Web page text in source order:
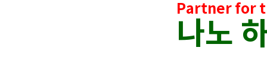
Partner for
나노